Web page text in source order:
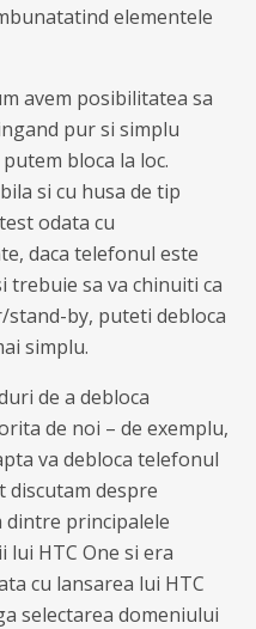
elementele
avem posibilitatea sa
pur si simplu
bloca la loc.
si cu husa de tip
odata cu
daca telefonul este
sa va chinuiti ca
by, puteti debloca
simplu.
de a debloca
de noi – de exemplu,
va debloca telefonul
discutam despre
dintre principalele
lui HTC One si era
cu lansarea lui HTC
selectarea domeniului